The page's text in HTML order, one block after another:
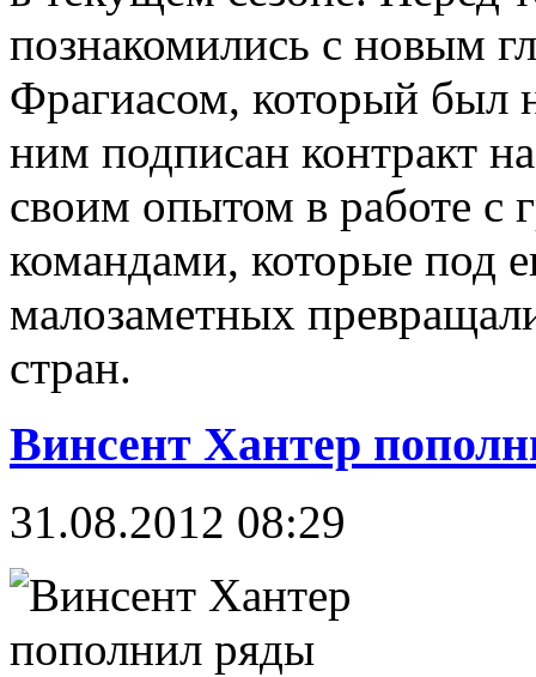
познакомились с новым
Фрагиасом, который был
ним подписан контракт
своим опытом в работе с
командами, которые под
малозаметных
стран.
Винсент Хантер
31.08.2012 08:29